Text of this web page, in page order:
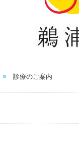
診療のご案内